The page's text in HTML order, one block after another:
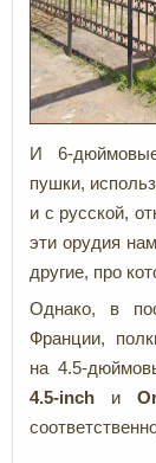
И 6-
пушки,
и с русской,
эти орудия
другие, про
Однако, в
Франции,
на 4.5-
4.5-inch и